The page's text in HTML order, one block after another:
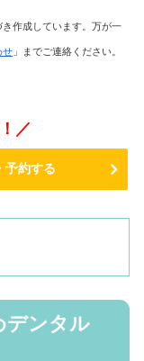
き作成しています。万が一
せ 」までご連絡ください。
／
予約する
デンタル